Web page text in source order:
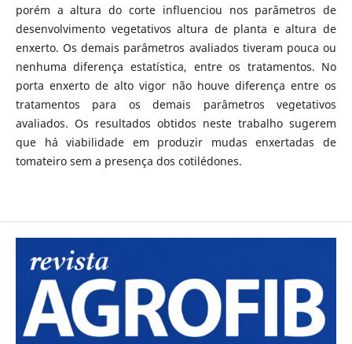
porém a altura do corte influenciou nos parâmetros de
desenvolvimento vegetativos altura de planta e altura de
enxerto. Os demais parâmetros avaliados tiveram pouca ou
nenhuma diferença estatística, entre os tratamentos. No
porta enxerto de alto vigor não houve diferença entre os
tratamentos para os demais parâmetros vegetativos
avaliados. Os resultados obtidos neste trabalho sugerem
que há viabilidade em produzir mudas enxertadas de
tomateiro sem a presença dos cotilédones.